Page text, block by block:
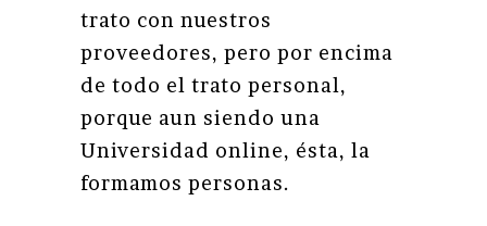
trato con nuestros
proveedores, pero por encima
de todo el trato personal,
porque aun siendo una
Universidad online, ésta, la
formamos personas.